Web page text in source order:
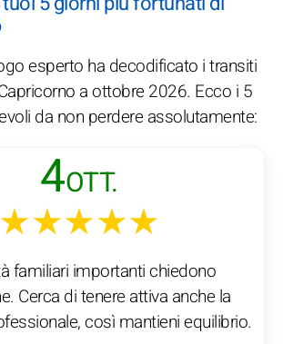
esperto ha decodificato i transiti
a ottobre 2026. Ecco i 5
da non perdere assolutamente:
4OTT.
★★★★★
familiari importanti chiedono
Cerca di tenere attiva anche la
così mantieni equilibrio.